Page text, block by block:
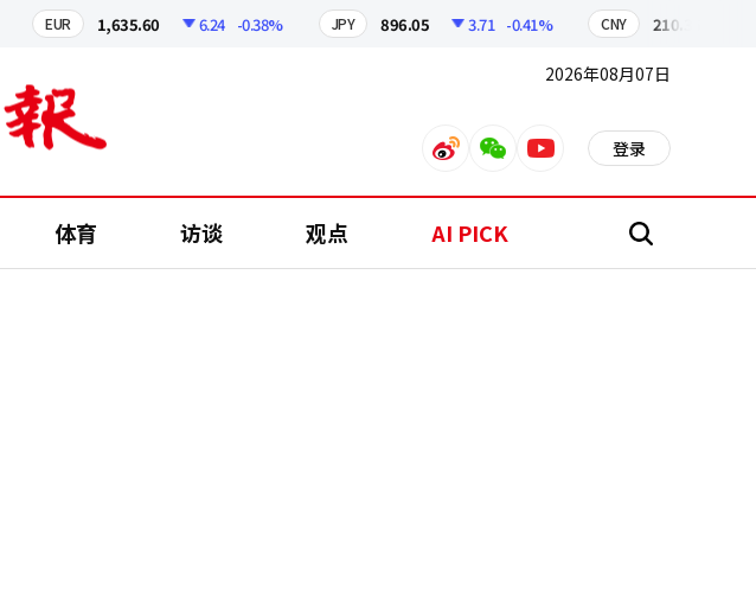
EUR 1,635.60 6.24 -0.38% JPY 896.05 3.71 -0.41% CNY 210.36
2026年08月07日
weiboweixinyoutube 登录
体育 访谈 观点 AI PICK 搜